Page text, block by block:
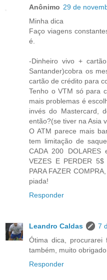
Anônimo 29 de
Minha dica
Faço viagens
é.
-Dinheiro vivo +
Santander)cobra os
cartão de crédito para
Tenho o VTM só para
mais problemas é
invés do Mastercard,
então?(se tiver na Asia
O ATM parece mais
tem limitação de
CADA 200
VEZES E PERDER 5$
PARA FAZER
piada!
Responder
Leandro Caldas
7
Ótima dica,
também, muito
Responder